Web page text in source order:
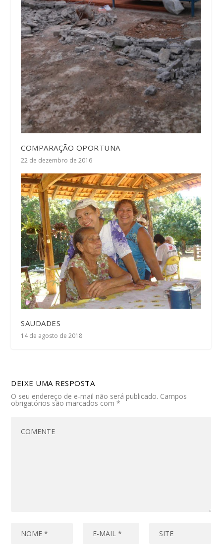
COMPARAÇÃO OPORTUNA
22 de dezembro de 2016
SAUDADES
14 de agosto de 2018
DEIXE UMA RESPOSTA
O seu endereço de e-mail não será publicado. Campos
obrigatórios são marcados com*